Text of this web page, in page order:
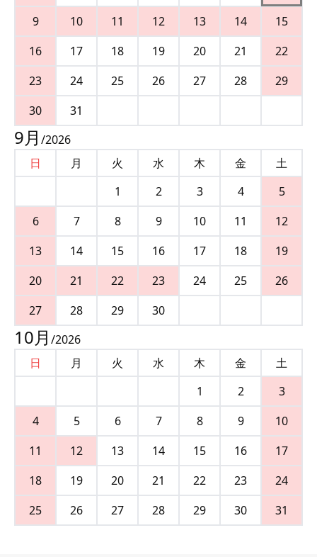
9
10 11 12 13 14
15
16
17 18 19 20 21
22
23
24 25 26 27 28
29
30
31
9月 /2026
日
月 火 水 木 金
土
1
2 3 4
5
6
7 8 9 10 11
12
13
14 15 16 17 18
19
20
21 22 23 24 25
26
27
28 29 30
10月 /2026
日
月 火 水 木 金
土
1
2
3
4
5 6 7 8 9
10
11
12 13 14 15 16
17
18
19 20 21 22 23
24
25
26 27 28 29 30 31